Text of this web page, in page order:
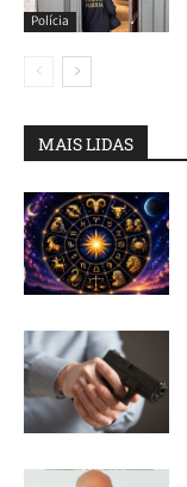
Polícia
MAIS LIDAS